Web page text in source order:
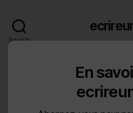
Search
ÉCRIRE
En